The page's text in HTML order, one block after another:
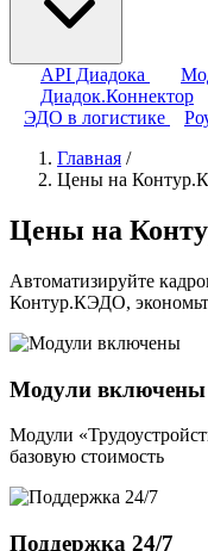
API Диадока
Диадок.Коннектор
ЭДО в логистике
Главная /
Цены на
Цены на
Автоматизируйте
Контур.КЭДО,
Модули включены
Модули
базовую стоимость
Поддержка 24/7